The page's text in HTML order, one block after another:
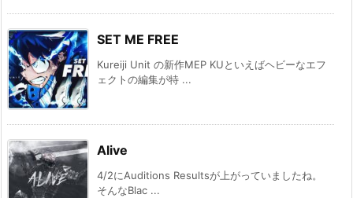
SET ME FREE
Kureiji Unit の新作MEP KUといえばヘビーなエフ
ェクトの編集が特 ...
Alive
4/2にAuditions Resultsが上がっていましたね。
そんなBlac ...